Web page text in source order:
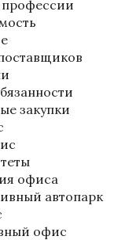
закупки
офиса
автопарк
офис